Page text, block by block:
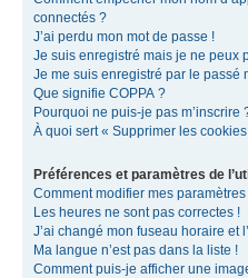
connectés ?
J’ai perdu mon mot de passe !
Je suis enregistré mais je ne peux
Je me suis enregistré par le passé
Que signifie COPPA ?
Pourquoi ne puis-je pas m’inscrire
À quoi sert « Supprimer les
Préférences et paramètres de
Comment modifier mes paramètres
Les heures ne sont pas correctes !
J’ai changé mon fuseau horaire et
Ma langue n’est pas dans la liste !
Comment puis-je afficher une